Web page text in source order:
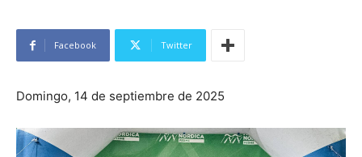
Facebook Twitter
Domingo, 14 de septiembre de 2025